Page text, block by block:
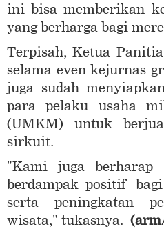
ini bisa memberikan
yang berharga bagi
Terpisah, Ketua
selama even kejurnas
juga sudah
para pelaku usaha
(UMKM) untuk
sirkuit.
"Kami juga berharap
berdampak positif
serta peningkatan
wisata," tukasnya.